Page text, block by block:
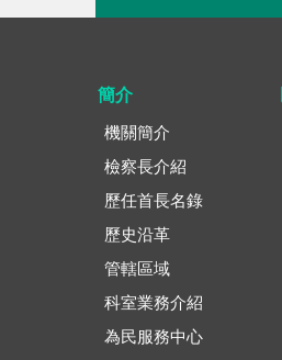
簡介
機關簡介
檢察長介紹
歷任首長名錄
歷史沿革
管轄區域
科室業務介紹
為民服務中心